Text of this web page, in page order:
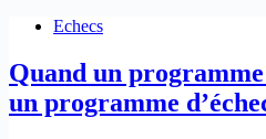
Echecs
Quand un
un programme